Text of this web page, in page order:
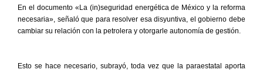
En el documento «La (in)seguridad energética de México y la reforma
necesaria», señaló que para resolver esa disyuntiva, el gobierno debe
cambiar su relación con la petrolera y otorgarle autonomía de gestión.
Esto se hace necesario, subrayó, toda vez que la paraestatal aporta